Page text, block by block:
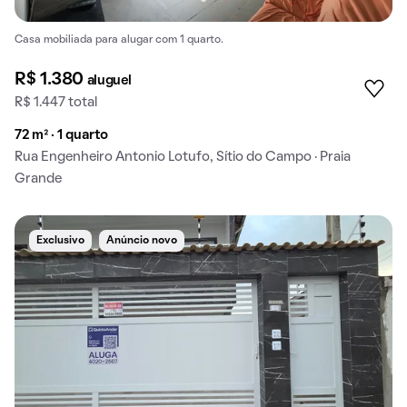
Casa mobiliada para alugar com 1 quarto.
R$ 1.380 aluguel
R$ 1.447 total
72 m² · 1 quarto
Rua Engenheiro Antonio Lotufo, Sítio do Campo · Praia
Grande
Exclusivo Anúncio novo